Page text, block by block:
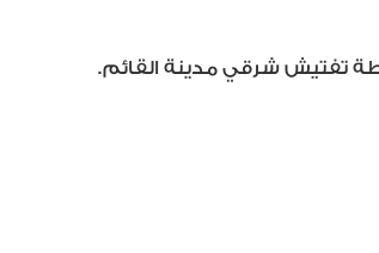
تفتيش شرقي مدينة القائم.